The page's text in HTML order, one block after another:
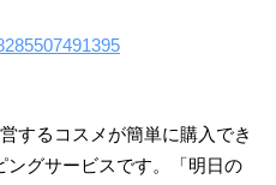
するコスメが簡単に購入でき
ングサービスです。「明日の